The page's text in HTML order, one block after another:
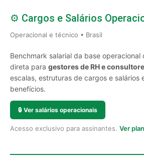
⚙️ Cargos e Salários
Operacional e técnico • Brasil
Benchmark salarial da base
direta para gestores de RH e
escalas, estruturas de cargos e salários
benefícios.
🔒 Ver salários operacionais
Acesso exclusivo para assinantes. Ver